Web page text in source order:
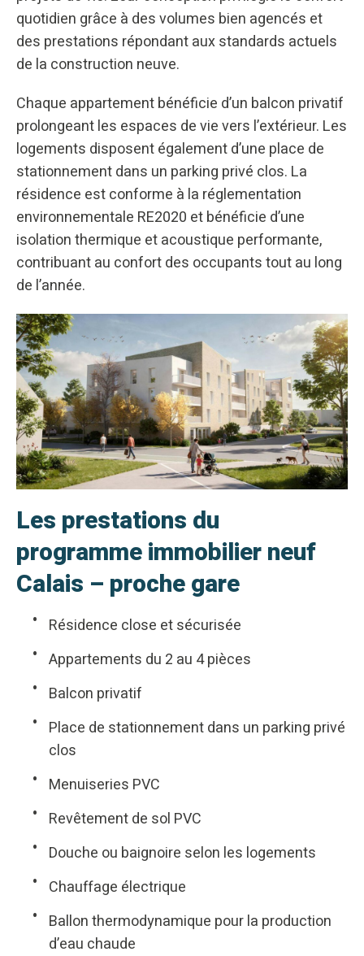
quotidien grâce à des volumes bien agencés et
des prestations répondant aux standards actuels
de la construction neuve.
Chaque appartement bénéficie d’un balcon privatif
prolongeant les espaces de vie vers l’extérieur. Les
logements disposent également d’une place de
stationnement dans un parking privé clos. La
résidence est conforme à la réglementation
environnementale RE2020 et bénéficie d’une
isolation thermique et acoustique performante,
contribuant au confort des occupants tout au long
de l’année.
Les prestations du
programme immobilier neuf
Calais – proche gare
Résidence close et sécurisée
Appartements du 2 au 4 pièces
Balcon privatif
Place de stationnement dans un parking privé
clos
Menuiseries PVC
Revêtement de sol PVC
Douche ou baignoire selon les logements
Chauffage électrique
Ballon thermodynamique pour la production
d’eau chaude